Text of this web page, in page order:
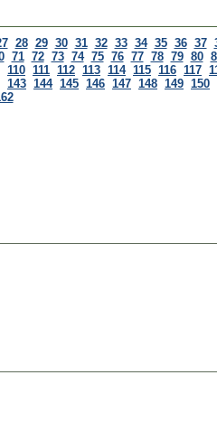
28 29 30 31 32 33 34 35 36 37
71 72 73 74 75 76 77 78 79 80
110 111 112 113 114 115 116 117
143 144 145 146 147 148 149 150